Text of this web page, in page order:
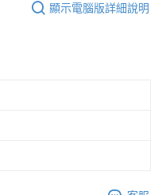
顯示電腦版詳細說明